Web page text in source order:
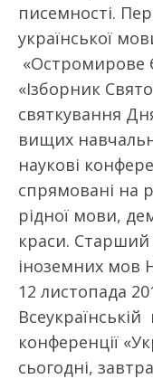
писемності.
української
«Остромирове
«Ізборник
святкування
вищих
наукові
спрямовані на
рідної мови,
краси.
іноземних мов
12 листопада
конференції
сьогодні, завтра